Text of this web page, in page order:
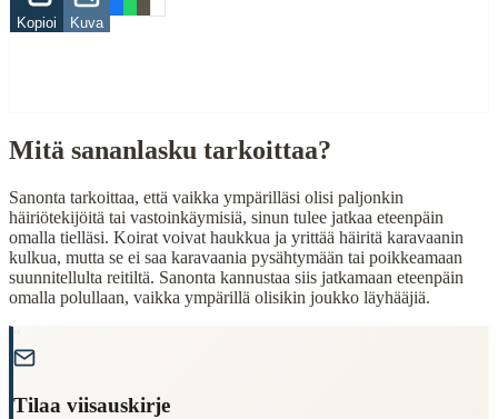
Related Topics
Finding Finnish proverbs about specific topics
Learning Finnish language through proverbs
Finding quotes for speeches or writing
Cultural Context
Language:Finnish (suomi)
Origin:
Kopioi Kuva
Mitä sananlasku tarkoittaa?
Sanonta tarkoittaa, että vaikka ympärilläsi olisi paljonkin
häiriötekijöitä tai vastoinkäymisiä, sinun tulee jatkaa eteenpäin
omalla tielläsi. Koirat voivat haukkua ja yrittää häiritä karavaanin
kulkua, mutta se ei saa karavaania pysähtymään tai poikkeamaan
suunnitellulta reitiltä. Sanonta kannustaa siis jatkamaan eteenpäin
omalla polullaan, vaikka ympärillä olisikin joukko läyhääjiä.
Tilaa viisauskirje